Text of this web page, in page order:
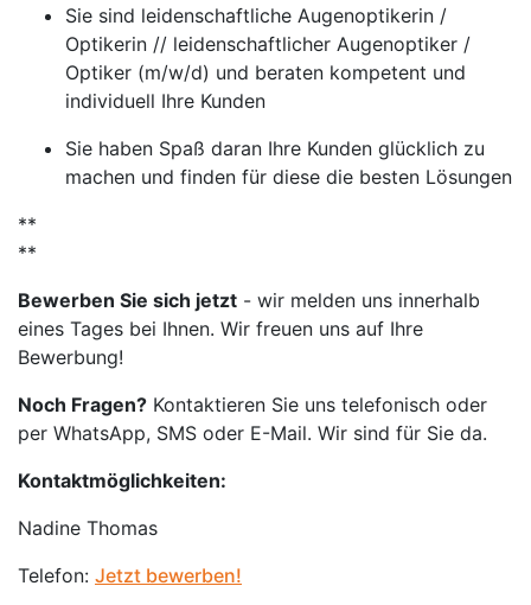
Sie sind leidenschaftliche Augenoptikerin /
Optikerin // leidenschaftlicher Augenoptiker /
Optiker (m/w/d) und beraten kompetent und
individuell Ihre Kunden
Sie haben Spaß daran Ihre Kunden glücklich zu
machen und finden für diese die besten Lösungen
**
**
Bewerben Sie sich jetzt - wir melden uns innerhalb
eines Tages bei Ihnen. Wir freuen uns auf Ihre
Bewerbung!
Noch Fragen? Kontaktieren Sie uns telefonisch oder
per WhatsApp, SMS oder E-Mail. Wir sind für Sie da.
Kontaktmöglichkeiten:
Nadine Thomas
Telefon: Jetzt bewerben!